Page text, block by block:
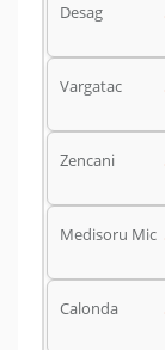
Desag
Vargatac
Zencani
Medisoru Mic
Calonda